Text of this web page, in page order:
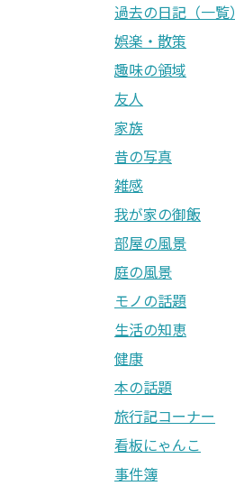
過去の日記（一覧）
娯楽・散策
趣味の領域
友人
家族
昔の写真
雑感
我が家の御飯
部屋の風景
庭の風景
モノの話題
生活の知恵
健康
本の話題
旅行記コーナー
看板にゃんこ
事件簿